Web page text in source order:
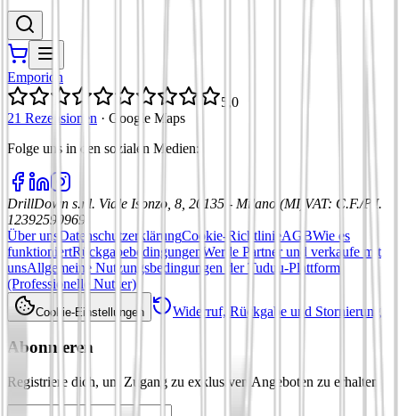
Emporion
5,0
21 Rezensionen · Google Maps
Folge uns in den sozialen Medien:
DrillDown s.r.l. Viale Isonzo, 8, 20135 - Milano (MI) VAT: C.F./P.I.
12392590969
Über uns DatenschutzerklärungCookie-RichtlinieAGBWie es
funktioniertRückgabebedingungen Werde Partner und verkaufe mit
unsAllgemeine Nutzungsbedingungen der Tuduu-Plattform
(Professionelle Nutzer)
Cookie-Einstellungen Widerruf, Rückgabe und Stornierung
Abonnieren
Registriere dich, um Zugang zu exklusiven Angeboten zu erhalten